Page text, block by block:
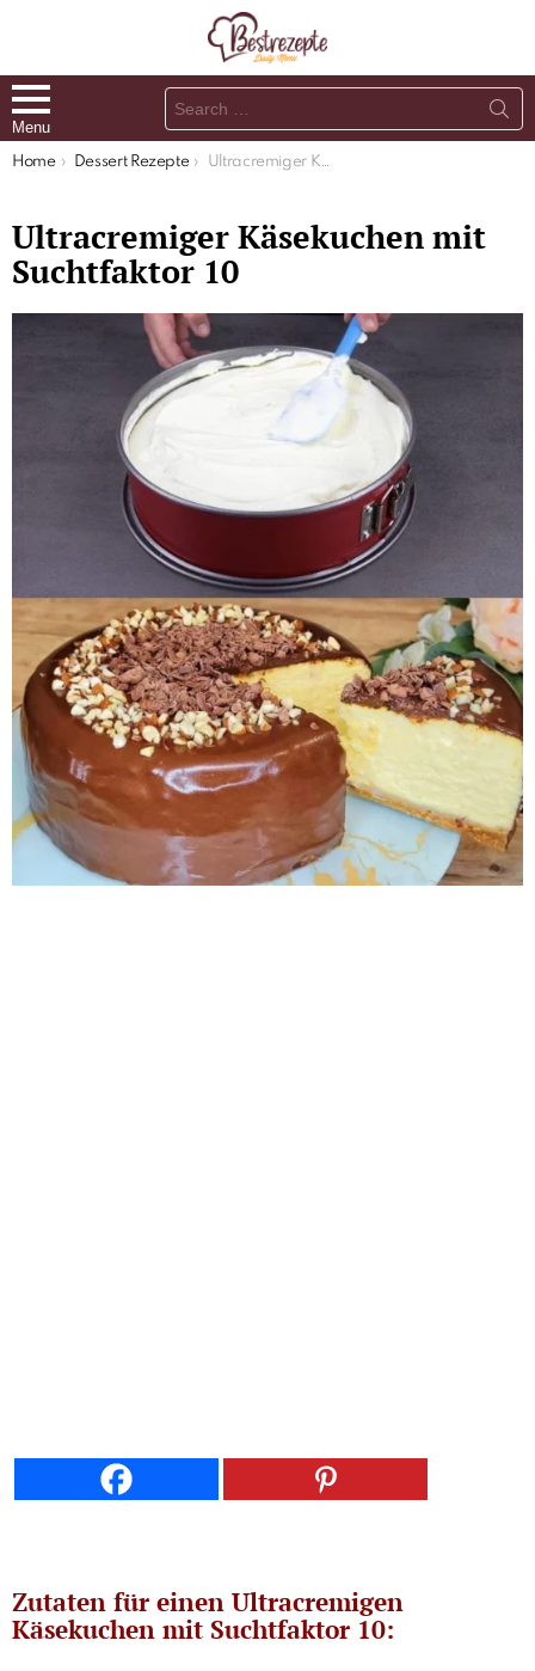
Menu
Search
for:
You are here:
Home Dessert Rezepte Ultracremiger Käsekuchen mit Suchtfaktor 10
Ultracremiger Käsekuchen mit
Suchtfaktor 10
Zutaten für einen Ultracremigen
Käsekuchen mit Suchtfaktor 10: